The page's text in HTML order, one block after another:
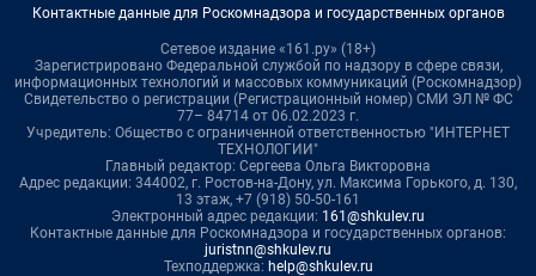
Контактные данные для Роскомнадзора и государственных органов
Сетевое издание «161.ру» (18+)
Зарегистрировано Федеральной службой по надзору в сфере связи,
информационных технологий и массовых коммуникаций (Роскомнадзор)
Свидетельство о регистрации (Регистрационный номер) СМИ ЭЛ № ФС
77– 84714 от 06.02.2023 г.
Учредитель: Общество с ограниченной ответственностью "ИНТЕРНЕТ
ТЕХНОЛОГИИ"
Главный редактор: Сергеева Ольга Викторовна
Адрес редакции: 344002, г. Ростов-на-Дону, ул. Максима Горького, д. 130,
13 этаж, +7 (918) 50-50-161
Электронный адрес редакции: 161@shkulev.ru
Контактные данные для Роскомнадзора и государственных органов:
juristnn@shkulev.ru
Техподдержка: help@shkulev.ru